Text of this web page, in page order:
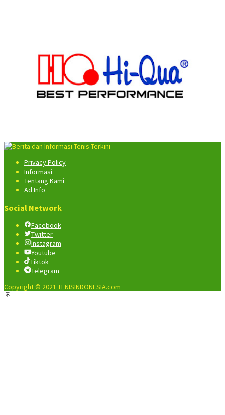
Privacy Policy
Informasi
Tentang Kami
Ad Info
Social Network
Facebook
Twitter
Instagram
Youtube
Tiktok
Telegram
Copyright © 2021 TENISINDONESIA.com